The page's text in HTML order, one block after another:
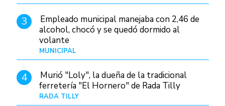
3
Empleado municipal manejaba con 2,46 de
alcohol, chocó y se quedó dormido al
volante
MUNICIPAL
4
Murió "Loly", la dueña de la tradicional
ferretería "El Hornero" de Rada Tilly
RADA TILLY